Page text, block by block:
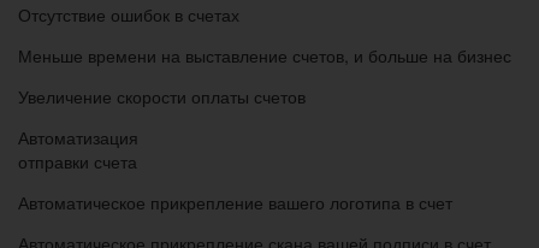
Отсутствие ошибок в счетах
Меньше времени на выставление счетов, и больше на бизнес
Увеличение скорости оплаты счетов
Автоматизация
отправки счета
Автоматическое прикрепление вашего логотипа в счет
Автоматическое прикрепление скана вашей подписи в счет